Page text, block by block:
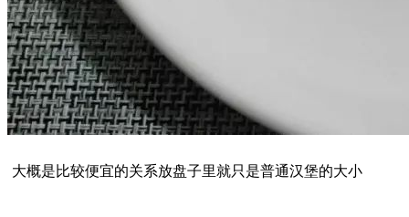
大概是比较便宜的关系放盘子里就只是普通汉堡的大小